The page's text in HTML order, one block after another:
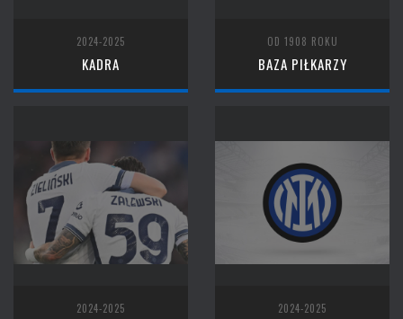
2024-2025
KADRA
OD 1908 ROKU
BAZA PIŁKARZY
2024-2025 2024-2025